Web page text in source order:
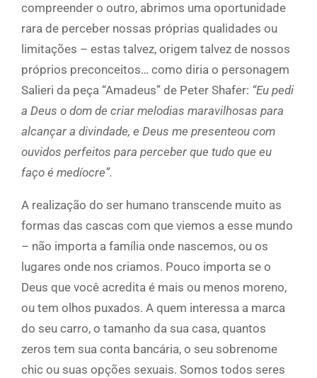
compreender o outro, abrimos uma oportunidade
rara de perceber nossas próprias qualidades ou
limitações – estas talvez, origem talvez de nossos
próprios preconceitos… como diria o personagem
Salieri da peça “Amadeus” de Peter Shafer: “Eu pedi
a Deus o dom de criar melodias maravilhosas para
alcançar a divindade, e Deus me presenteou com
ouvidos perfeitos para perceber que tudo que eu
faço é medíocre”.
A realização do ser humano transcende muito as
formas das cascas com que viemos a esse mundo
– não importa a família onde nascemos, ou os
lugares onde nos criamos. Pouco importa se o
Deus que você acredita é mais ou menos moreno,
ou tem olhos puxados. A quem interessa a marca
do seu carro, o tamanho da sua casa, quantos
zeros tem sua conta bancária, o seu sobrenome
chic ou suas opções sexuais. Somos todos seres